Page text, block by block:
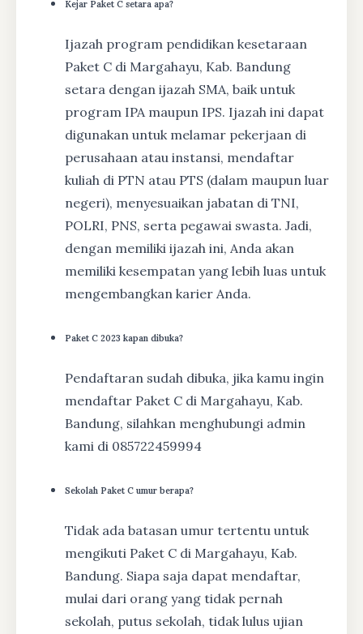
Kejar Paket C setara apa?
Ijazah program pendidikan kesetaraan
Paket C di Margahayu, Kab. Bandung
setara dengan ijazah SMA, baik untuk
program IPA maupun IPS. Ijazah ini dapat
digunakan untuk melamar pekerjaan di
perusahaan atau instansi, mendaftar
kuliah di PTN atau PTS (dalam maupun luar
negeri), menyesuaikan jabatan di TNI,
POLRI, PNS, serta pegawai swasta. Jadi,
dengan memiliki ijazah ini, Anda akan
memiliki kesempatan yang lebih luas untuk
mengembangkan karier Anda.
Paket C 2023 kapan dibuka?
Pendaftaran sudah dibuka, jika kamu ingin
mendaftar Paket C di Margahayu, Kab.
Bandung, silahkan menghubungi admin
kami di 085722459994
Sekolah Paket C umur berapa?
Tidak ada batasan umur tertentu untuk
mengikuti Paket C di Margahayu, Kab.
Bandung. Siapa saja dapat mendaftar,
mulai dari orang yang tidak pernah
sekolah, putus sekolah, tidak lulus ujian